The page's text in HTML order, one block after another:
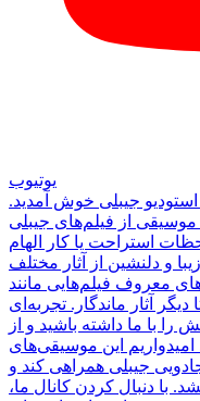
یوتیوب
جیبلی خوش آمدید.
از فیلم‌های جیبلی
استراحت یا کار الهام
و دلنشین از آثار مختلف
معروف فیلم‌هایی مانند
آثار ماندگار. تجربه‌ای
با ما داشته باشید و از
امیدواریم این موسیقی‌های
جیبلی همراهی کند و
با دنبال کردن کانال ما،